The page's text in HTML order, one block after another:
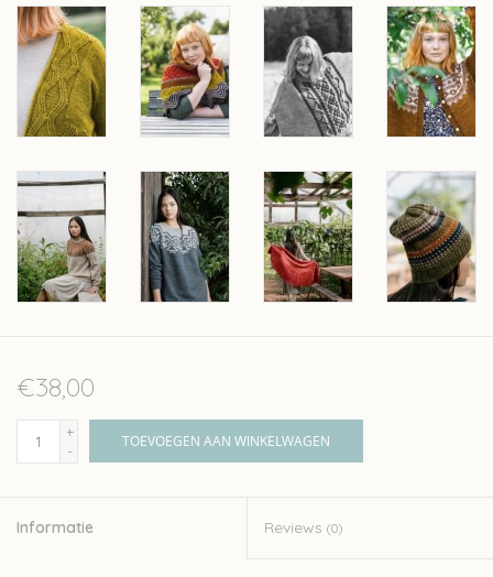
€38,00
+
-
TOEVOEGEN AAN WINKELWAGEN
Informatie Reviews (0)